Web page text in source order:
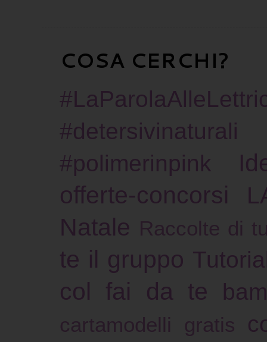
COSA CERCHI?
#detersivinaturali
#polimerinpink
offerte-concorsi
Natale Raccolte di
te il gruppo
col fai da te
cartamodelli gratis